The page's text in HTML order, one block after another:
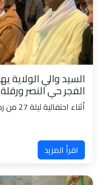
الفجر حي النصر ورقلة
أثناء احتفالية ليلة 27 من رمضان قرر السيد الوالي تقديم 2...
اقرأ المزيد